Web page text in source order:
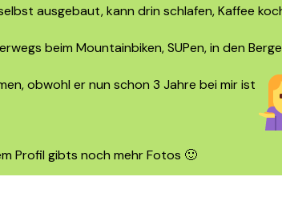
ausgebaut, kann drin schlafen, Kaffee
beim Mountainbiken, SUPen, in den
obwohl er nun schon 3 Jahre bei mir ist
Profil gibts noch mehr Fotos 🙂